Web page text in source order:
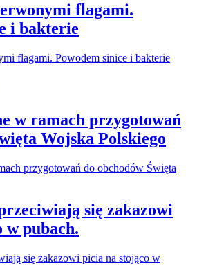
flagami.
i bakterie
w ramach przygotowań
Wojska Polskiego
się zakazowi
w pubach.